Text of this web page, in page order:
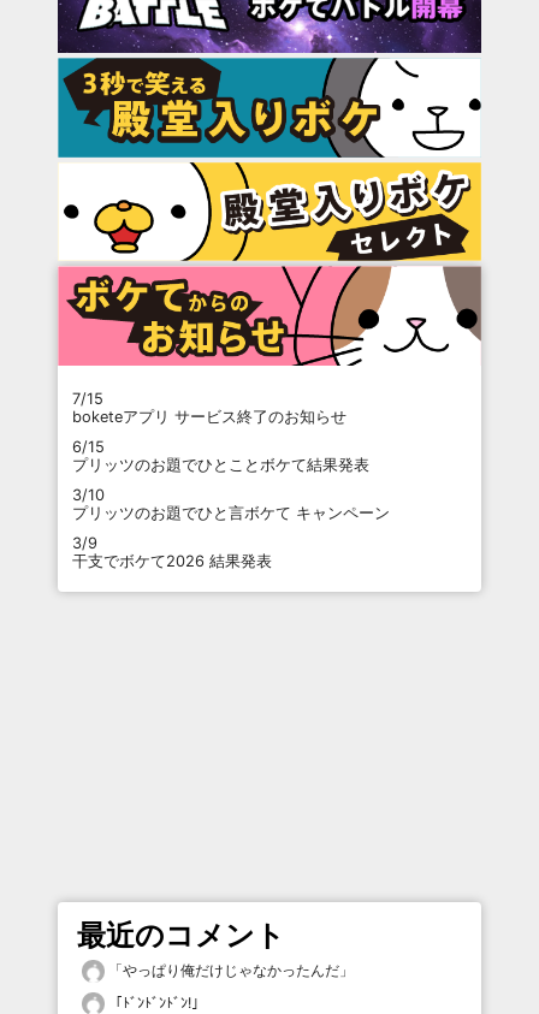
7/15
boketeアプリ サービス終了のお知らせ
6/15
プリッツのお題でひとことボケて結果発表
3/10
プリッツのお題でひと言ボケて キャンペーン
3/9
干支でボケて2026 結果発表
最近のコメント
「やっぱり俺だけじゃなかったんだ 」
「 ﾄﾞﾝﾄﾞﾝﾄﾞﾝ! 」